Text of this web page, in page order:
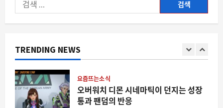
색:
TRENDING NEWS
4
요즘뜨는소식
오버워치 디몬 시네마틱이 던지는 성장
통과 팬덤의 반응